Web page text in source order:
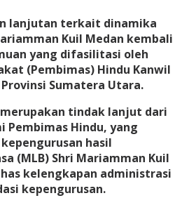
lanjutan terkait dinamika
Kuil Medan kembali
yang difasilitasi oleh
(Pembimas) Hindu Kanwil
Sumatera Utara.
tindak lanjut dari
Pembimas Hindu, yang
hasil
(MLB) Shri Mariamman Kuil
kelengkapan administrasi
kepengurusan.